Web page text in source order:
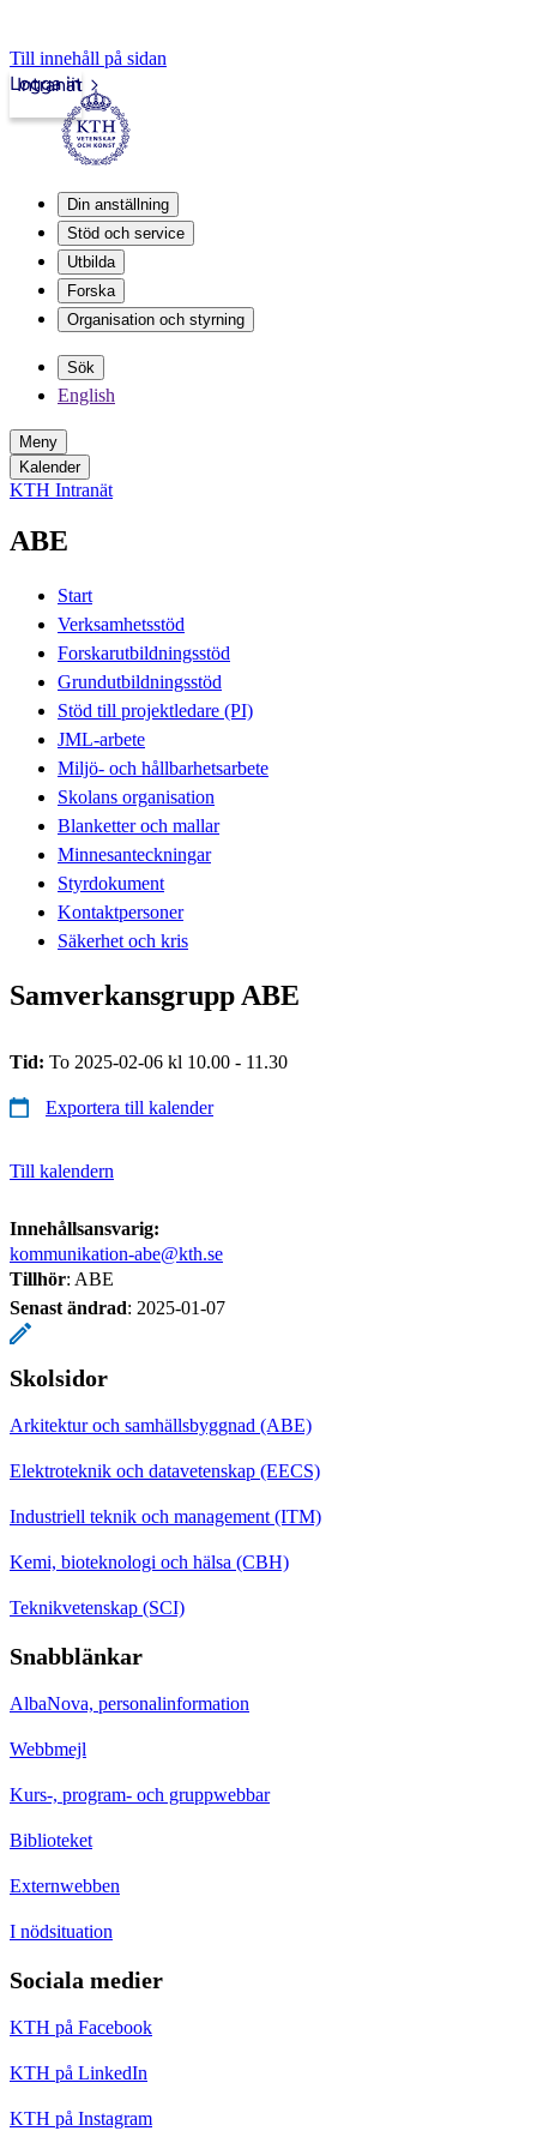
Till innehåll på sidan
Intranät
Logga in
Din anställning
Stöd och service
Utbilda
Forska
Organisation och styrning
Sök
English
Meny
Kalender
KTH Intranät
ABE
Start
Verksamhetsstöd
Forskarutbildningsstöd
Grundutbildningsstöd
Stöd till projektledare (PI)
JML-arbete
Miljö- och hållbarhetsarbete
Skolans organisation
Blanketter och mallar
Minnesanteckningar
Styrdokument
Kontaktpersoner
Säkerhet och kris
Samverkansgrupp ABE
Tid: To 2025-02-06 kl 10.00 - 11.30
Exportera till kalender
Till kalendern
Innehållsansvarig:
kommunikation-abe@kth.se
Tillhör: ABE
Senast ändrad: 2025-01-07
Skolsidor
Arkitektur och samhällsbyggnad (ABE)
Elektroteknik och datavetenskap (EECS)
Industriell teknik och management (ITM)
Kemi, bioteknologi och hälsa (CBH)
Teknikvetenskap (SCI)
Snabblänkar
AlbaNova, personalinformation
Webbmejl
Kurs-, program- och gruppwebbar
Biblioteket
Externwebben
I nödsituation
Sociala medier
KTH på Facebook
KTH på LinkedIn
KTH på Instagram